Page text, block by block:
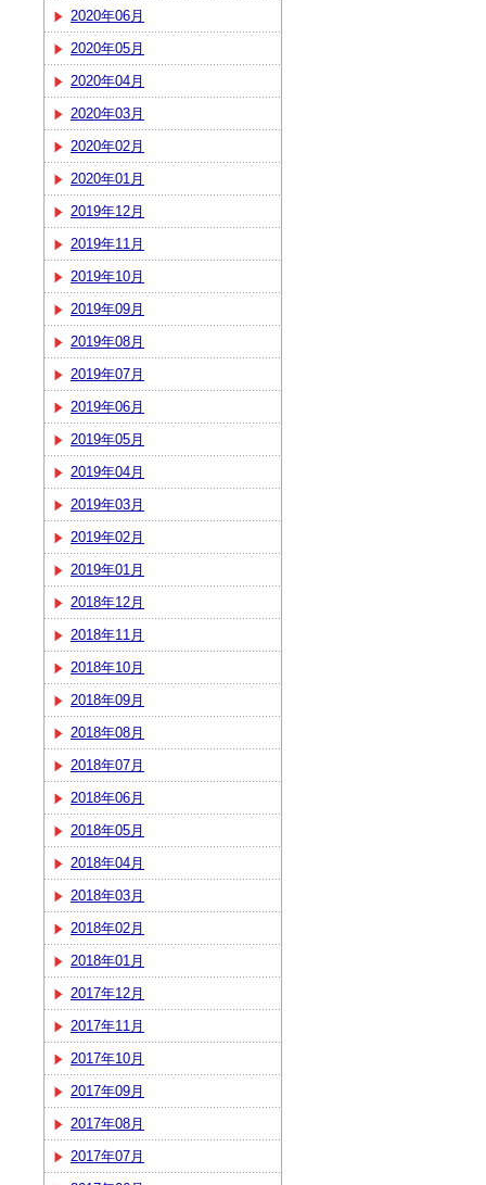
2020年06月
2020年05月
2020年04月
2020年03月
2020年02月
2020年01月
2019年12月
2019年11月
2019年10月
2019年09月
2019年08月
2019年07月
2019年06月
2019年05月
2019年04月
2019年03月
2019年02月
2019年01月
2018年12月
2018年11月
2018年10月
2018年09月
2018年08月
2018年07月
2018年06月
2018年05月
2018年04月
2018年03月
2018年02月
2018年01月
2017年12月
2017年11月
2017年10月
2017年09月
2017年08月
2017年07月